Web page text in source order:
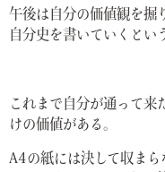
午後は自分の価値観を掘
自分史を書いていくとい
これまで自分が通って来
けの価値がある。
A4の紙には決して収ま